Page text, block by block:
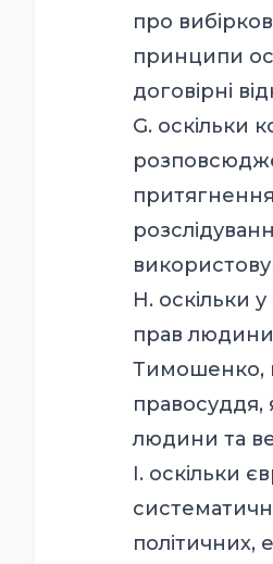
про
принципи
договірні
G. оскільки
притягнення
H. оскільки
прав
Тимошенко,
правосуддя,
людини та
I. оскільки
політичних,